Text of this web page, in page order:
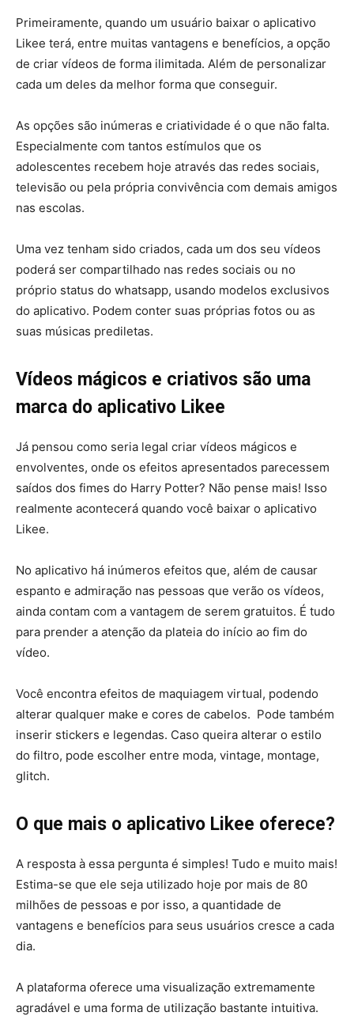
Primeiramente, quando um usuário baixar o aplicativo
Likee terá, entre muitas vantagens e benefícios, a opção
de criar vídeos de forma ilimitada. Além de personalizar
cada um deles da melhor forma que conseguir.
As opções são inúmeras e criatividade é o que não falta.
Especialmente com tantos estímulos que os
adolescentes recebem hoje através das redes sociais,
televisão ou pela própria convivência com demais amigos
nas escolas.
Uma vez tenham sido criados, cada um dos seu vídeos
poderá ser compartilhado nas redes sociais ou no
próprio status do whatsapp, usando modelos exclusivos
do aplicativo. Podem conter suas próprias fotos ou as
suas músicas prediletas.
Vídeos mágicos e criativos são uma
marca do aplicativo Likee
Já pensou como seria legal criar vídeos mágicos e
envolventes, onde os efeitos apresentados parecessem
saídos dos fimes do Harry Potter? Não pense mais! Isso
realmente acontecerá quando você baixar o aplicativo
Likee.
No aplicativo há inúmeros efeitos que, além de causar
espanto e admiração nas pessoas que verão os vídeos,
ainda contam com a vantagem de serem gratuitos. É tudo
para prender a atenção da plateia do início ao fim do
vídeo.
Você encontra efeitos de maquiagem virtual, podendo
alterar qualquer make e cores de cabelos. Pode também
inserir stickers e legendas. Caso queira alterar o estilo
do filtro, pode escolher entre moda, vintage, montage,
glitch.
O que mais o aplicativo Likee oferece?
A resposta à essa pergunta é simples! Tudo e muito mais!
Estima-se que ele seja utilizado hoje por mais de 80
milhões de pessoas e por isso, a quantidade de
vantagens e benefícios para seus usuários cresce a cada
dia.
A plataforma oferece uma visualização extremamente
agradável e uma forma de utilização bastante intuitiva.